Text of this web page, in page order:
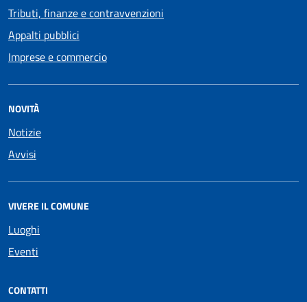
Tributi, finanze e contravvenzioni
Appalti pubblici
Imprese e commercio
NOVITÀ
Notizie
Avvisi
VIVERE IL COMUNE
Luoghi
Eventi
CONTATTI